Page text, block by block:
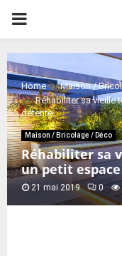
PRIMARY
MENU
Home
Maison /
Réhabiliter sa vieille
détente.
Maison / Bricolage / Déco
Réhabiliter sa
un petit
21 mai 2019 0